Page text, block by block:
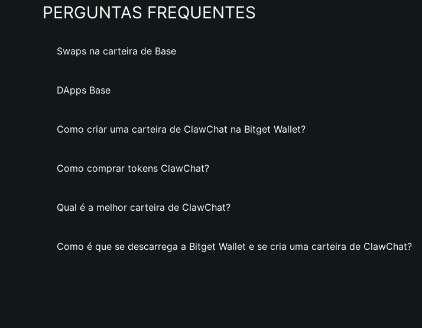
PERGUNTAS FREQUENTES
Swaps na carteira de Base
DApps Base
Como criar uma carteira de ClawChat na Bitget Wallet?
Como comprar tokens ClawChat?
Qual é a melhor carteira de ClawChat?
Como é que se descarrega a Bitget Wallet e se cria uma carteira de ClawChat?